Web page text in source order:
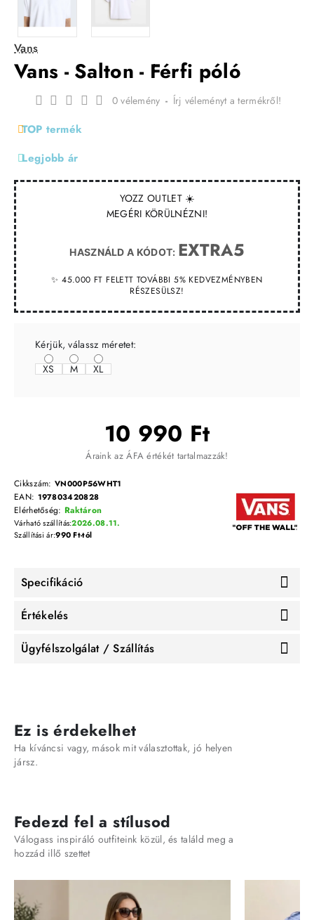
Vans
Vans - Salton - Férfi póló
YOZZ OUTLET ☀️
MEGÉRI KÖRÜLNÉZNI!
HASZNÁLD A KÓDOT: EXTRA5
✨ 45.000 FT FELETT TOVÁBBI 5% KEDVEZMÉNYBEN
RÉSZESÜLSZ!
TOP termék
Legjobb ár
0 vélemény - Írj véleményt a termékről!
10 990 Ft
Áraink az ÁFA értékét tartalmazzák!
Cikkszám: VN000P56WHT1
EAN: 197803420828
Elérhetőség: Raktáron
Várható szállítás:2026.08.11.
Szállítási ár:990 Ft-tól
Kérjük, válassz méretet:
XS
M XL
Specifikáció
Értékelés
Ügyfélszolgálat / Szállítás
Ez is érdekelhet
Ha kíváncsi vagy, mások mit választottak, jó helyen
jársz.
Fedezd fel a stílusod
Válogass inspiráló outfiteink közül, és találd meg a
hozzád illő szettet